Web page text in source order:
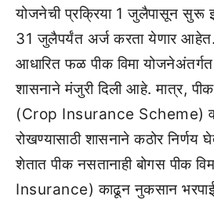
योजनेची प्रक्रिया 1 जुलैपासून सुरू
31 जुलैपर्यंत अर्ज करता येणार आहेत.
आधारित फळ पीक विमा योजनेअंतर्गत
शासनाने मंजुरी दिली आहे. मात्र,
(Crop Insurance Scheme)
रोखण्यासाठी शासनाने कठोर निर्णय
शेतात पीक नसतानाही बोगस पीक
Insurance) काढून नुकसान